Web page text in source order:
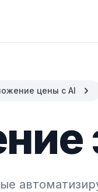
цены с AI